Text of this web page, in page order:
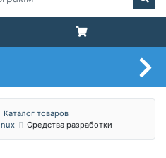
Каталог товаров
Средства разработки